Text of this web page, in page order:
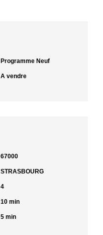
Programme Neuf
A vendre
67000
STRASBOURG
4
10 min
5 min